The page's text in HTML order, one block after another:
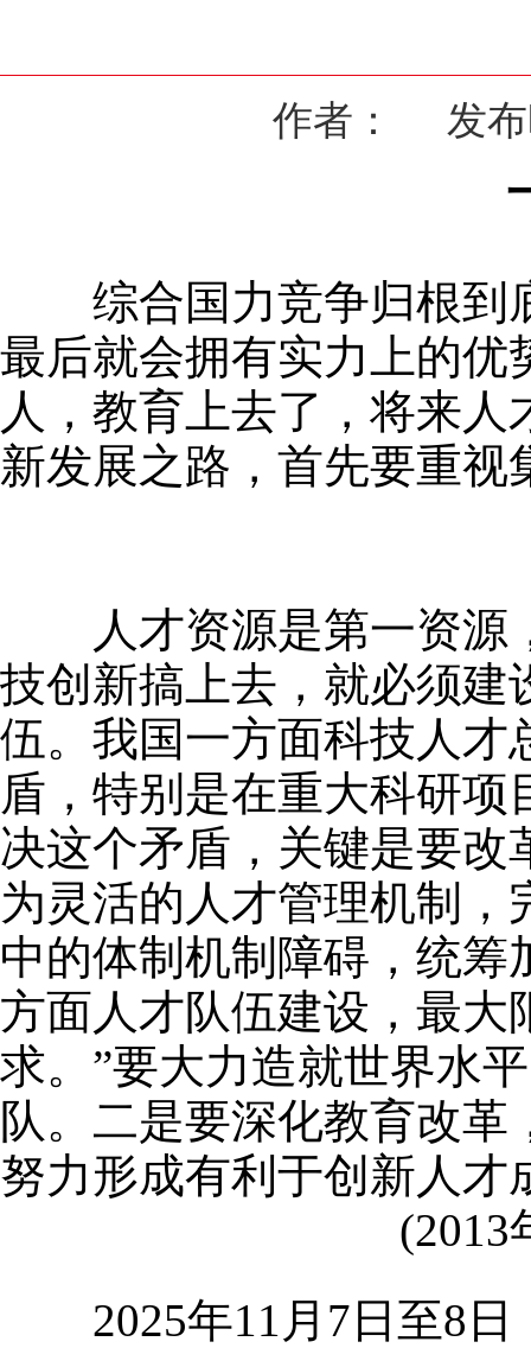
作者： 发布
综合国力竞争归根到底
最后就会拥有实力上的优
人，教育上去了，将来
新发展之路，首先要重视
人才资源是第一资源，
技创新搞上去，就必须建
伍。我国一方面科技人才
盾，特别是在重大科研
决这个矛盾，关键是要
为灵活的人才管理机制
中的体制机制障碍，统
方面人才队伍建设，最大
求。”要大力造就世界水
队。二是要深化教育改
努力形成有利于创新人才
(2013年
2025年11月7日至8日